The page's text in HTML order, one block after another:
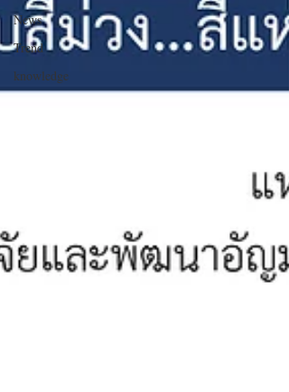
News
Trend
knowledge